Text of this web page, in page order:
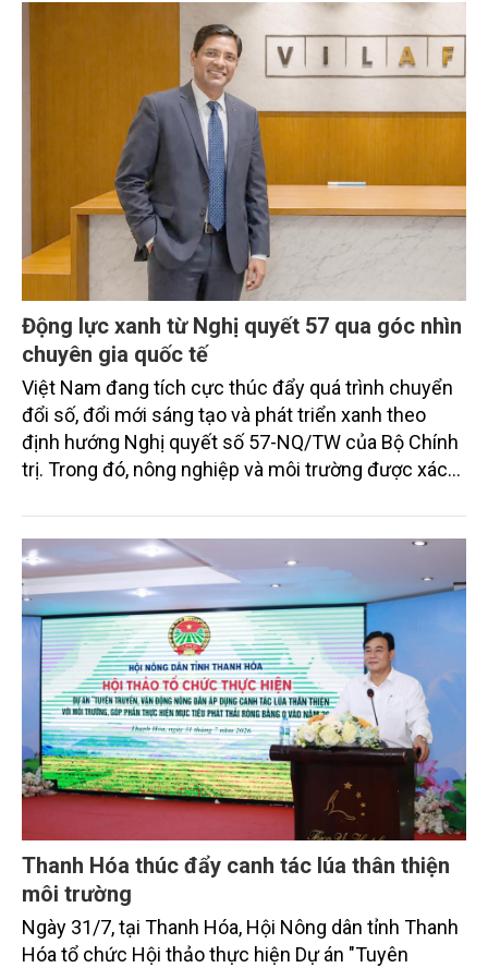
Động lực xanh từ Nghị quyết 57 qua góc nhìn
chuyên gia quốc tế
Việt Nam đang tích cực thúc đẩy quá trình chuyển
đổi số, đổi mới sáng tạo và phát triển xanh theo
định hướng Nghị quyết số 57-NQ/TW của Bộ Chính
trị. Trong đó, nông nghiệp và môi trường được xác
sắc bởi các tiến bộ công nghệ và cam kết bền vững
toàn cầu, đặc biệt là mục tiêu đưa phát thải ròng
bằng 0 (Net-Zero) vào năm 2050.
Thanh Hóa thúc đẩy canh tác lúa thân thiện
môi trường
Ngày 31/7, tại Thanh Hóa, Hội Nông dân tỉnh Thanh
Hóa tổ chức Hội thảo thực hiện Dự án "Tuyên